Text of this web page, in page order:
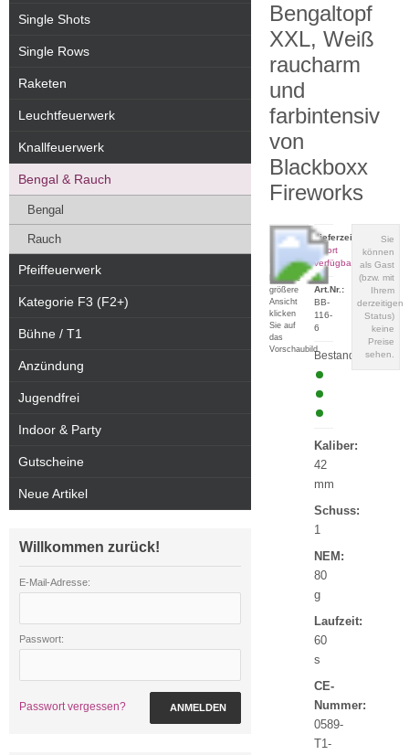
Bengaltopf
XXL, Weiß
raucharm
und
farbintensiv
von
Blackboxx
Fireworks
Für eine
größere
Ansicht
klicken
Sie auf
das
Vorschaubild
Sie
können
als Gast
(bzw. mit
Ihrem
derzeitigen
Status)
keine
Preise
sehen.
Lieferzeit:
sofort
verfügbar
Art.Nr.:
BB-
116-
6
Bestand:
Kaliber:
42
mm
Schuss:
1
NEM:
80
g
Laufzeit:
60
s
CE-
Nummer:
0589-
T1-
Single Shots
Single Rows
Raketen
Leuchtfeuerwerk
Knallfeuerwerk
Bengal & Rauch
Bengal
Rauch
Pfeiffeuerwerk
Kategorie F3 (F2+)
Bühne / T1
Anzündung
Jugendfrei
Indoor & Party
Gutscheine
Neue Artikel
Willkommen zurück!
E-Mail-Adresse:
Passwort:
Passwort vergessen? ANMELDEN